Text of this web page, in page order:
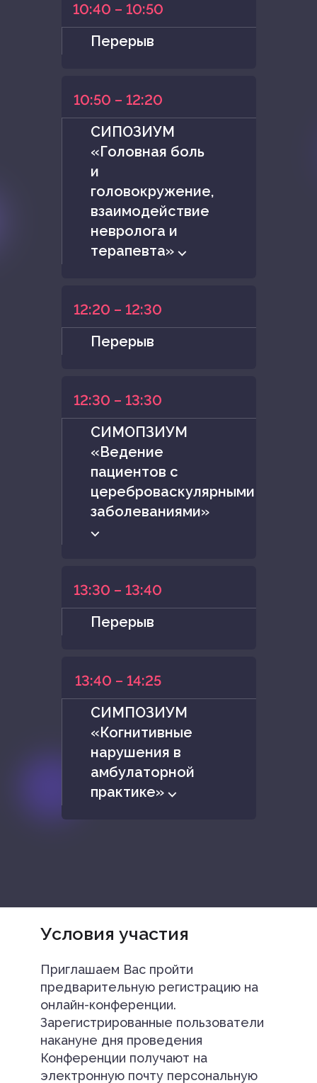
10:40 – 10:50
Перерыв
10:50 – 12:20
СИПОЗИУМ
«Головная боль
и
головокружение,
взаимодействие
невролога и
терапевта» ⌵
12:20 – 12:30
Перерыв
12:30 – 13:30
СИМОПЗИУМ
«Ведение
пациентов с
цереброваскулярными
заболеваниями»
⌵
13:30 – 13:40
Перерыв
13:40 – 14:25
СИМПОЗИУМ
«Когнитивные
нарушения в
амбулаторной
практике» ⌵
Условия участия
Приглашаем Вас пройти
предварительную регистрацию на
онлайн-конференции.
Зарегистрированные пользователи
накануне дня проведения
Конференции получают на
электронную почту персональную